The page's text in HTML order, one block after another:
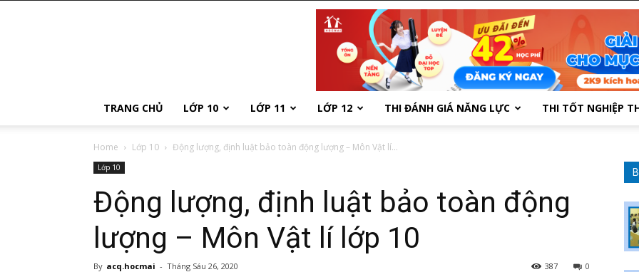
TRANG CHỦ LỚP 10 LỚP 11 LỚP 12 THI ĐÁNH GIÁ NĂNG LỰC THI TỐT NGHIỆP
Home Lớp 10 Động lượng, định luật bảo toàn động lượng – Môn Vật lí...
Lớp 10
Động lượng, định luật bảo toàn động
lượng – Môn Vật lí lớp 10
By acq.hocmai - Tháng Sáu 26, 2020 0
387